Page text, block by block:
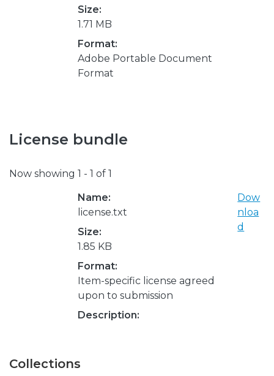
Size:
1.71 MB
Format:
Adobe Portable Document
Format
License bundle
Now showing 1 - 1 of 1
Name:
license.txt
Size:
1.85 KB
Format:
Item-specific license agreed
upon to submission
Description:
Dow
nloa
d
Collections